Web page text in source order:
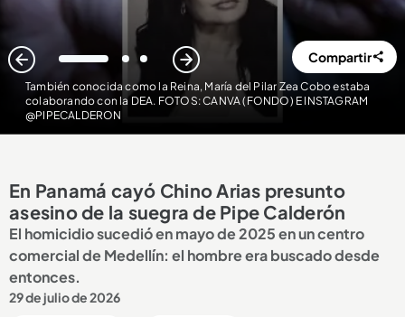
También conocida como la Reina, María del Pilar Zea Cobo estaba
colaborando con la DEA. FOTOS: CANVA (FONDO) E INSTAGRAM
@PIPECALDERON
1 2 3 Compartir
En Panamá cayó Chino Arias presunto
asesino de la suegra de Pipe Calderón
El homicidio sucedió en mayo de 2025 en un centro
comercial de Medellín: el hombre era buscado desde
entonces.
29 de julio de 2026